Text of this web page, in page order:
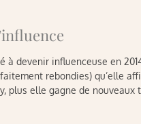
à devenir influenceuse en
rebondies) qu’elle
plus elle gagne de nouveaux